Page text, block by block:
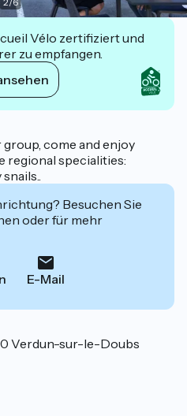
Vélo zertifiziert und
zu empfangen.
group, come and enjoy
regional specialities:
Besuchen Sie
oder für mehr
E-Mail
Verdun-sur-le-Doubs